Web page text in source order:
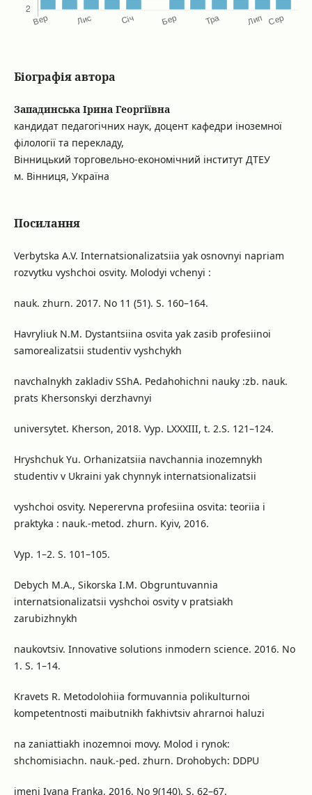
Біографія автора
Западинська Ірина Георгіївна
кандидат педагогічних наук, доцент кафедри іноземної
філології та перекладу,
Вінницький торговельно-економічний інститут ДТЕУ
м. Вінниця, Україна
Посилання
Verbytska A.V. Internatsionalizatsiia yak osnovnyi napriam
rozvytku vyshchoi osvity. Molodyi vchenyi :
nauk. zhurn. 2017. No 11 (51). S. 160–164.
Havryliuk N.M. Dystantsiina osvita yak zasib profesiinoi
samorealizatsii studentiv vyshchykh
navchalnykh zakladiv SShA. Pedahohichni nauky :zb. nauk.
prats Khersonskyi derzhavnyi
universytet. Kherson, 2018. Vyp. LXXXIII, t. 2.S. 121–124.
Hryshchuk Yu. Orhanizatsiia navchannia inozemnykh
studentiv v Ukraini yak chynnyk internatsionalizatsii
vyshchoi osvity. Neperervna profesiina osvita: teoriia i
praktyka : nauk.-metod. zhurn. Kyiv, 2016.
Vyp. 1–2. S. 101–105.
Debych M.A., Sikorska I.M. Obgruntuvannia
internatsionalizatsii vyshchoi osvity v pratsiakh
zarubizhnykh
naukovtsiv. Innovative solutions inmodern science. 2016. No
1. S. 1–14.
Kravets R. Metodolohiia formuvannia polikulturnoi
kompetentnosti maibutnikh fakhivtsiv ahrarnoi haluzi
na zaniattiakh inozemnoi movy. Molod i rynok:
shchomisiachn. nauk.-ped. zhurn. Drohobych: DDPU
imeni Ivana Franka, 2016. No 9(140). S. 62–67.